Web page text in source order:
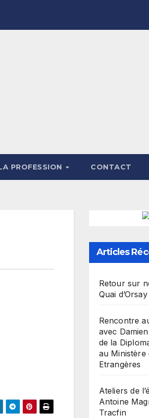
PROFESSION CONTACT
Articles
Retour sur
Quai d’Orsay
Rencontre
avec
de la
au Ministère
Etrangères
Ateliers de
Antoine
Tracfin